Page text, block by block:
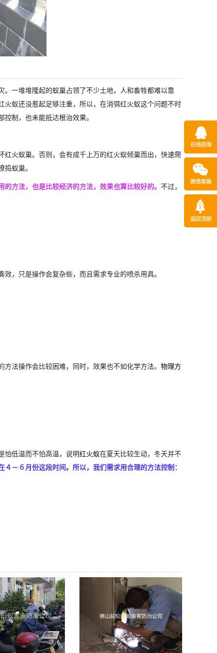
一堆堆隆起的蚁巢占领了不少土地，人和畜牲都难以靠
蚁还没惹起足够注重，所以，在消弭红火蚁这个问题不时
制，也未能抵达根治效果。
火蚁巢。否则，会有成千上万的红火蚁倾巢而出，快速爬
捣蚁巢。
方法，也是比较经济的方法，效果也算比较好的。 不过，
，只是操作会复杂些，而且需求专业的喷杀用具。
法操作会比较困难，同时，效果也不如化学方法。 物理方
怕低温而不怕高温，说明红火蚁在夏天比较生动，冬天并不
－６月份这段时间。所以，我们需求用合理的方法控制：